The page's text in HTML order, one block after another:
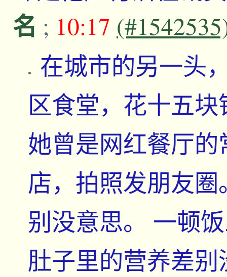
名 ; 10:17
在城市的另一头
区食堂，花十五
她曾是网红餐厅
店，拍照发朋友
别没意思。 一顿
肚子里的营养差